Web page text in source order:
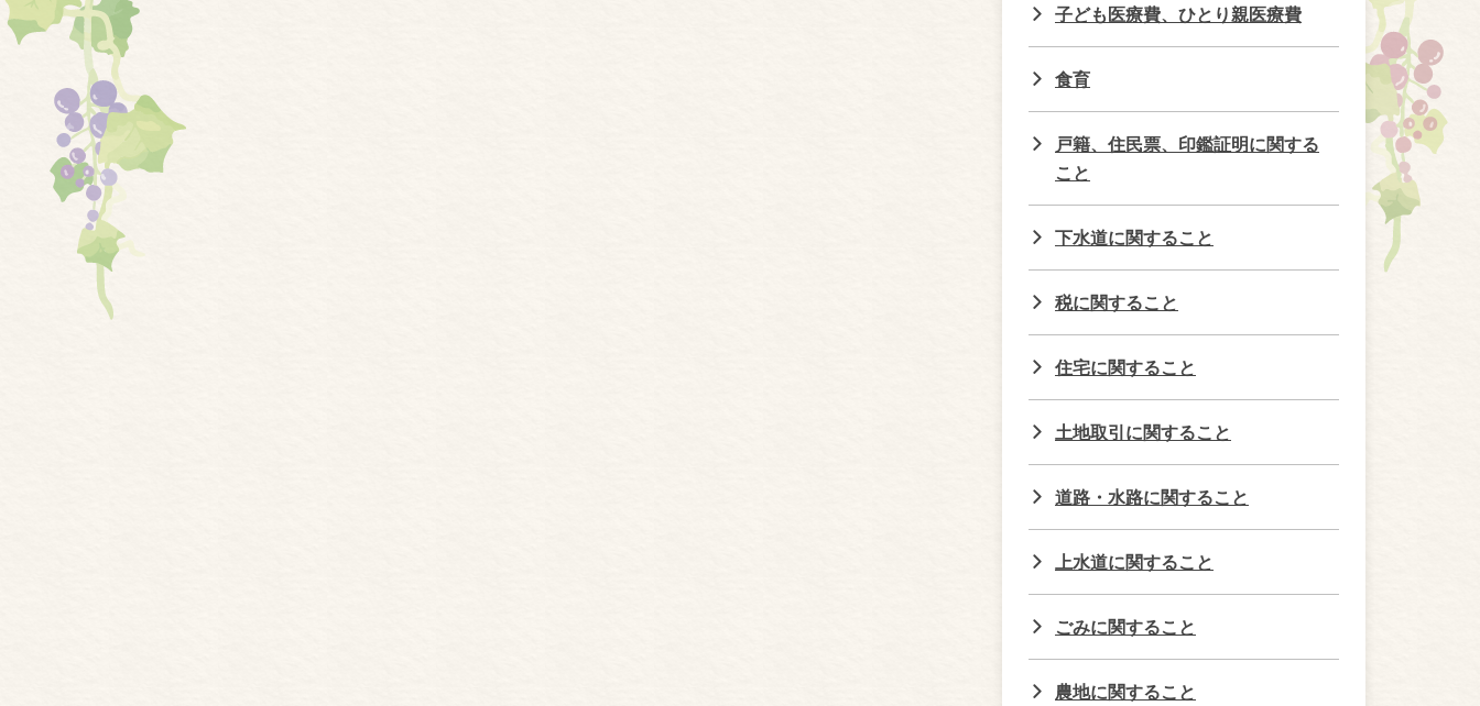
子ども医療費、ひとり親医療費
食育
戸籍、住民票、印鑑証明に関する
こと
下水道に関すること
税に関すること
住宅に関すること
土地取引に関すること
道路・水路に関すること
上水道に関すること
ごみに関すること
農地に関すること